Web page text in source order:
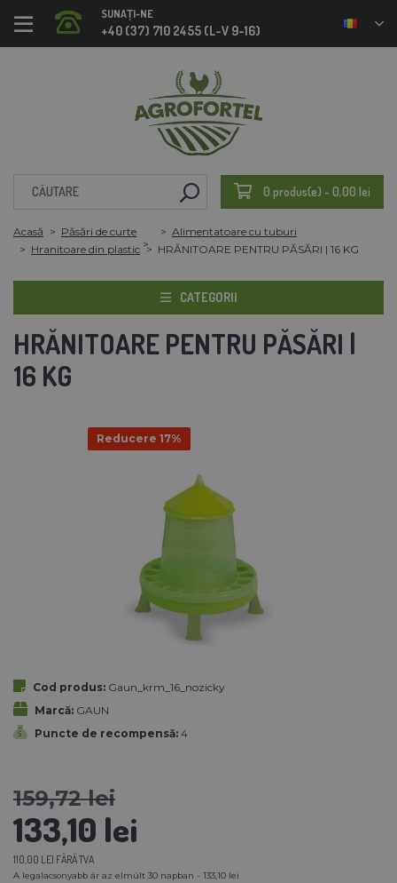
SUNAȚI-NE
+40 (37) 710 2455 (L-V 9-16)
0 produs(e) - 0,00 lei
Acasă Păsări de curte
Alimentatoare cu tuburi
Hranitoare din plastic
HRĂNITOARE PENTRU PĂSĂRI | 16 KG
CATEGORII
HRĂNITOARE PENTRU PĂSĂRI |
16 KG
Reducere 17%
Cod produs: Gaun_krm_16_nozicky
Marcă: GAUN
Puncte de recompensă: 4
159,72 lei
133,10 lei
110,00 LEI FĂRĂ TVA
A legalacsonyabb ár az elmúlt 30 napban - 133,10 lei